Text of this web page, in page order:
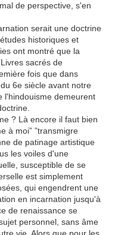
de perspective, s'en
serait une doctrine
historiques et
ont montré que la
sacrés de
fois que dans
6e siècle avant notre
l'hindouisme demeurent
? Là encore il faut bien
à moi” ”transmigre
de patinage artistique
les voiles d'une
susceptible de se
est simplement
qui engendrent une
en incarnation jusqu'à
de renaissance se
personnel, sans âme